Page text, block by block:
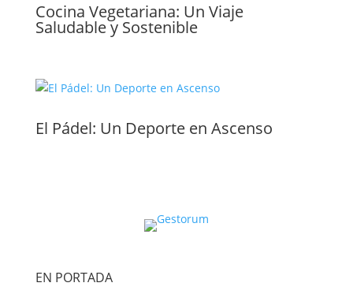
Cocina Vegetariana: Un Viaje
Saludable y Sostenible
El Pádel: Un Deporte en Ascenso
EN PORTADA